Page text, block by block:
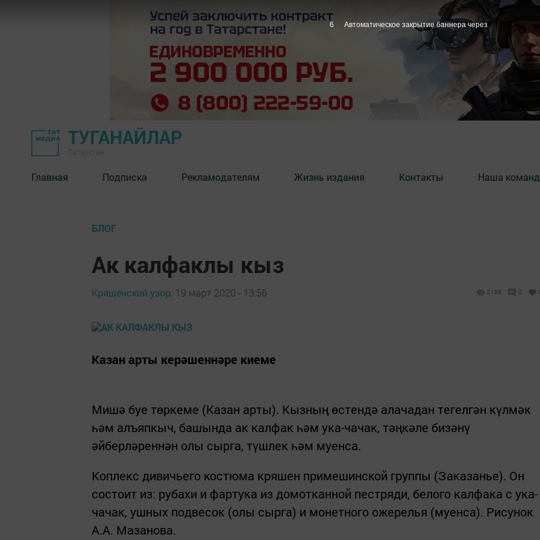
ТУГАНАЙЛАР
Главная Подписка Рекламодателям Жизнь издания Контакты Наша
БЛОГ
Ак калфаклы кыз
Кряшенский узор, 19 март 2020 - 13:56 2199 0
Казан арты керәшеннәре киеме
Мишә буе төркеме (Казан арты). Кызның өстендә алачадан тегелгән күлмәк
һәм алъяпкыч, башында ак калфак һәм ука-чачак, тәңкәле бизәнү
әйберләреннән олы сырга, түшлек һәм муенса.
Коплекс дивичьего костюма кряшен примешинской группы (Заказанье). Он
состоит из: рубахи и фартука из домотканной пестряди, белого калфака с ука-
чачак, ушных подвесок (олы сырга) и монетного ожерелья (муенса). Рисунок
А.А. Мазанова.
5 Автоматическое закрытие баннера через